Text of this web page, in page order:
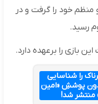
خود را گرفت و در
بازی را برعهده دارد.
را شناسایی
پوششِ «امین
منتشر شد!